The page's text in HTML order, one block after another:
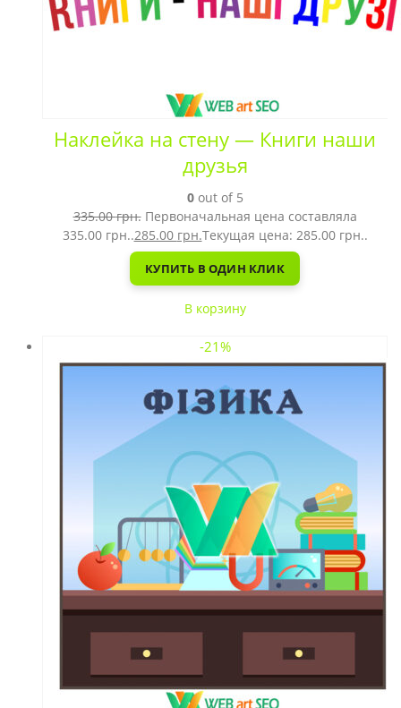
Наклейка на стену — Книги наши
друзья
0out of 5
335.00грн. Первоначальная цена составляла
335.00 грн..285.00 грн.Текущая цена: 285.00 грн..
КУПИТЬ В ОДИН КЛИК
В корзину
-21%